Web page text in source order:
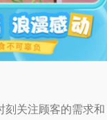
刻关注顾客的需求和